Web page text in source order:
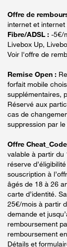
Offre de
internet et
Fibre/ADSL : -5€/
Livebox Up,
Voir l'offre de
Remise Open :
forfait mobile
supplémentaires,
Réservé aux
cas de
suppression par
Offre
valable à partir du
réserve
souscription à
âgés de 18 à 26
carte d’identité.
25€/mois à partir
demande et
remboursement
remboursement
Détails et